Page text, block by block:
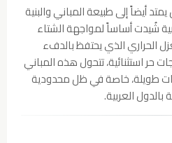
أيضاً إلى طبيعة المباني والبنية
شُيدت أساساً لمواجهة الشتاء
الحراري الذي يحتفظ بالدفء
حر استثنائية، تتحول هذه المباني
طويلة، خاصة في ظل محدودية
العربية.